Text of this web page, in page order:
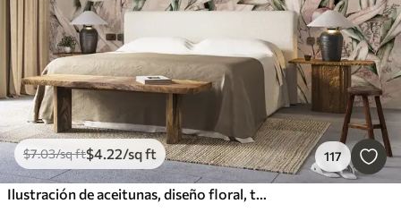
$7.03/sq ft$4 .22/sq ft 117